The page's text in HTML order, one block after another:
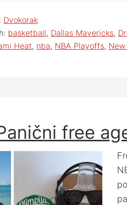
Dvokorak
basketball, Dallas Mavericks,
Heat, nba, NBA Playoffs,
free